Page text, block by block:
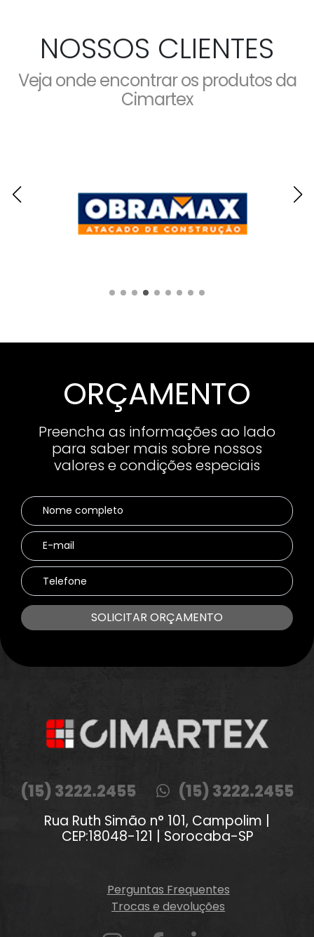
NOSSOS CLIENTES
Veja onde encontrar os produtos da
Cimartex
ORÇAMENTO
Preencha as informações ao lado
para saber mais sobre nossos
valores e condições especiais
SOLICITAR ORÇAMENTO
(15) 3222.2455 (15) 3222.2455
Rua Ruth Simão n° 101, Campolim |
CEP:18048-121 | Sorocaba-SP
Perguntas Frequentes
Trocas e devoluções